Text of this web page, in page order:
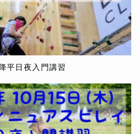
平日夜入門講習